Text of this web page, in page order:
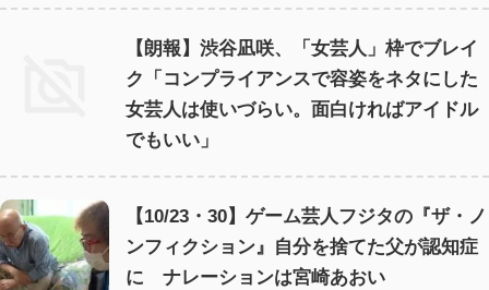
【朗報】渋谷凪咲、「女芸人」枠でブレイ
ク「コンプライアンスで容姿をネタにした
女芸人は使いづらい。面白ければアイドル
でもいい」
【10/23・30】ゲーム芸人フジタの『ザ・ノ
ンフィクション』自分を捨てた父が認知症
に ナレーションは宮崎あおい